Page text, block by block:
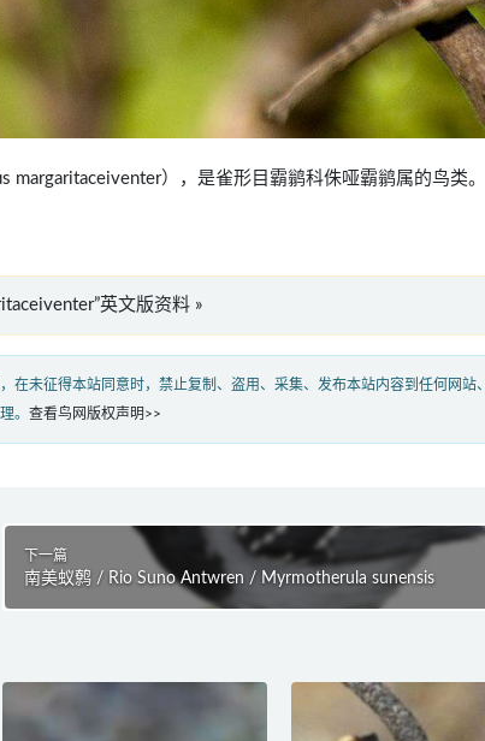
margaritaceiventer），是雀形目霸鹟科侏哑霸鹟属的鸟类。
英文版资料 »
在未征得本站同意时，禁止复制、盗用、采集、发布本站内容到任何网站
。 查看鸟网版权声明>>
下一篇
南美蚁鹩 / Rio Suno Antwren / Myrmotherula sunensis